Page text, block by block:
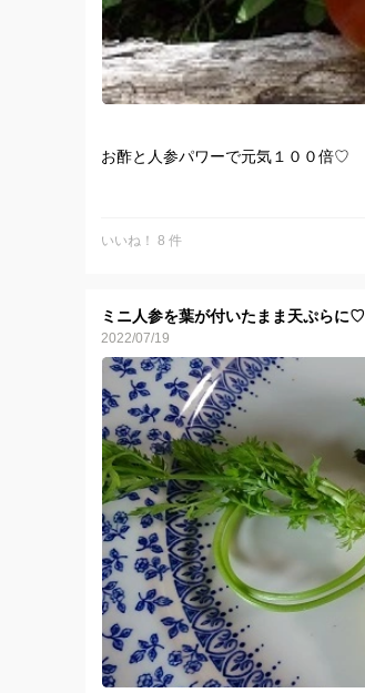
お酢と人参パワーで元気１００倍♡
いいね！ 8 件
ミニ人参を葉が付いたまま天ぷらに♡
2022/07/19